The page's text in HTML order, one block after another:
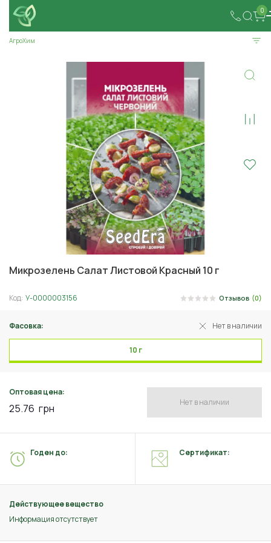
0
АгроХим
Микрозелень Салат Листовой Красный 10 г
Код: У-0000003156 Отзывов (0)
Фасовка: Нет в наличии
10 г
Оптовая цена:
25.76 грн Нет в наличии
Действующее вещество
Информация отсутствует
Годен до: Сертификат: